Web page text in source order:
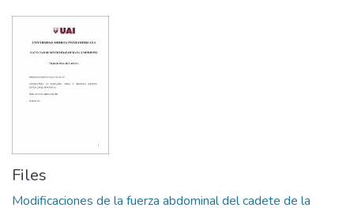
Files
Modificaciones de la fuerza abdominal del cadete de la